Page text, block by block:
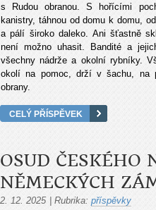
s Rudou obranou. S hořícími
kanistry, táhnou od domu k domu,
a pálí široko daleko. Ani šťastně
není možno uhasit. Bandité a
všechny nádrže a okolní rybníky.
okolí na pomoc, drží v šachu, na
obrany.
CELÝ PŘÍSPĚVEK
OSUD ČESKÉHO
NĚMECKÝCH
2. 12. 2025 Rubrika: příspěvky